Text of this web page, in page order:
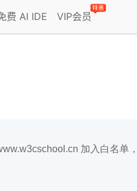
费 AI IDE VIP会员
特惠
加入白名单